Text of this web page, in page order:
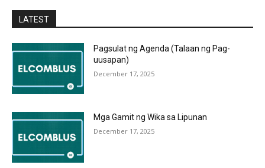
LATEST
Pagsulat ng Agenda (Talaan ng Pag-
uusapan)
December 17, 2025
Mga Gamit ng Wika sa Lipunan
December 17, 2025